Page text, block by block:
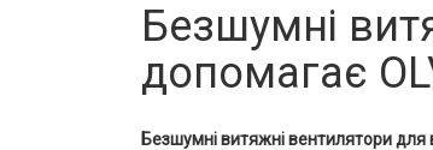
Безшумні
допомагає
Безшумні витяжні вентилятори для